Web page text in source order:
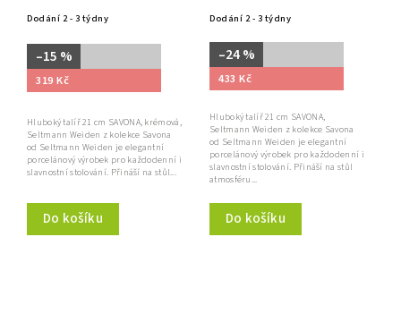
Dodání 2 - 3 týdny
–15 %
319 Kč
Do košíku
Hluboký talíř 21 cm SAVONA, krémová,
Seltmann Weiden z kolekce Savona
od Seltmann Weiden je elegantní
porcelánový výrobek pro každodenní i
slavnostní stolování. Přináší na stůl...
Dodání 2 - 3 týdny
–24 %
433 Kč
Do košíku
Hluboký talíř 21 cm SAVONA,
Seltmann Weiden z kolekce Savona
od Seltmann Weiden je elegantní
porcelánový výrobek pro každodenní i
slavnostní stolování. Přináší na stůl
atmosféru...